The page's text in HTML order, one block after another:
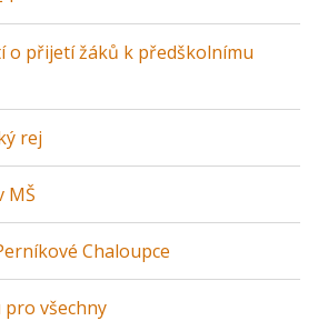
o přijetí žáků k předškolnímu
rej
MŠ
Chaloupce
pro všechny